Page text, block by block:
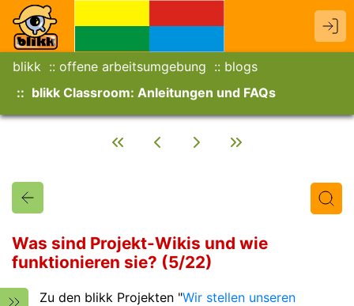
blikk offene arbeitsumgebung
blogs
blikk Classroom: Anleitungen und FAQs
Was sind Projekt-Wikis und wie
funktionieren sie? (5/22)
Zu den blikk Projekten "Wir stellen unseren